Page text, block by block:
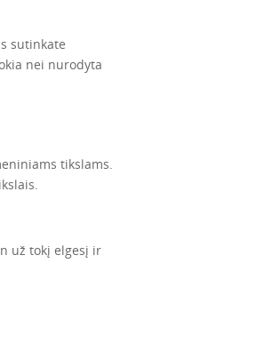
sutinkate
nei nurodyta
tikslams.
už tokį elgesį ir